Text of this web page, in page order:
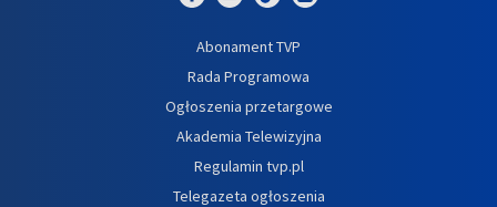
Abonament TVP
Rada Programowa
Ogłoszenia przetargowe
Akademia Telewizyjna
Regulamin tvp.pl
Telegazeta ogłoszenia